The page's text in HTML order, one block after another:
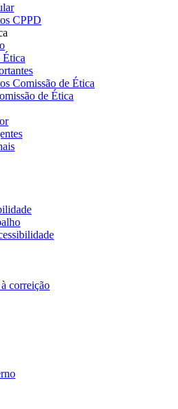
CPPD
Comissão de Ética
de Ética
correição